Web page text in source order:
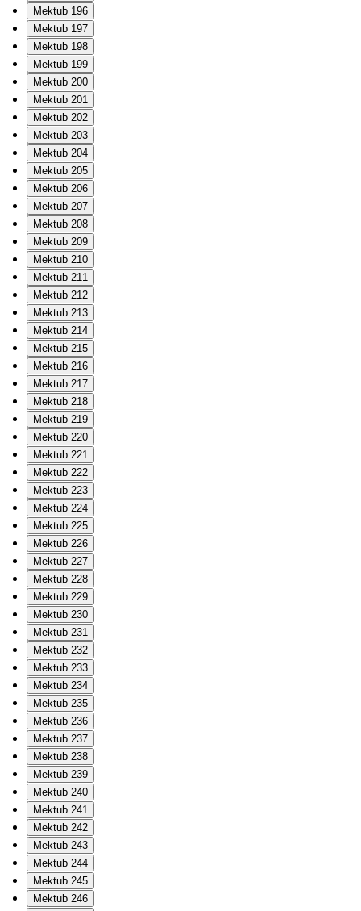
Mektub 196
Mektub 197
Mektub 198
Mektub 199
Mektub 200
Mektub 201
Mektub 202
Mektub 203
Mektub 204
Mektub 205
Mektub 206
Mektub 207
Mektub 208
Mektub 209
Mektub 210
Mektub 211
Mektub 212
Mektub 213
Mektub 214
Mektub 215
Mektub 216
Mektub 217
Mektub 218
Mektub 219
Mektub 220
Mektub 221
Mektub 222
Mektub 223
Mektub 224
Mektub 225
Mektub 226
Mektub 227
Mektub 228
Mektub 229
Mektub 230
Mektub 231
Mektub 232
Mektub 233
Mektub 234
Mektub 235
Mektub 236
Mektub 237
Mektub 238
Mektub 239
Mektub 240
Mektub 241
Mektub 242
Mektub 243
Mektub 244
Mektub 245
Mektub 246